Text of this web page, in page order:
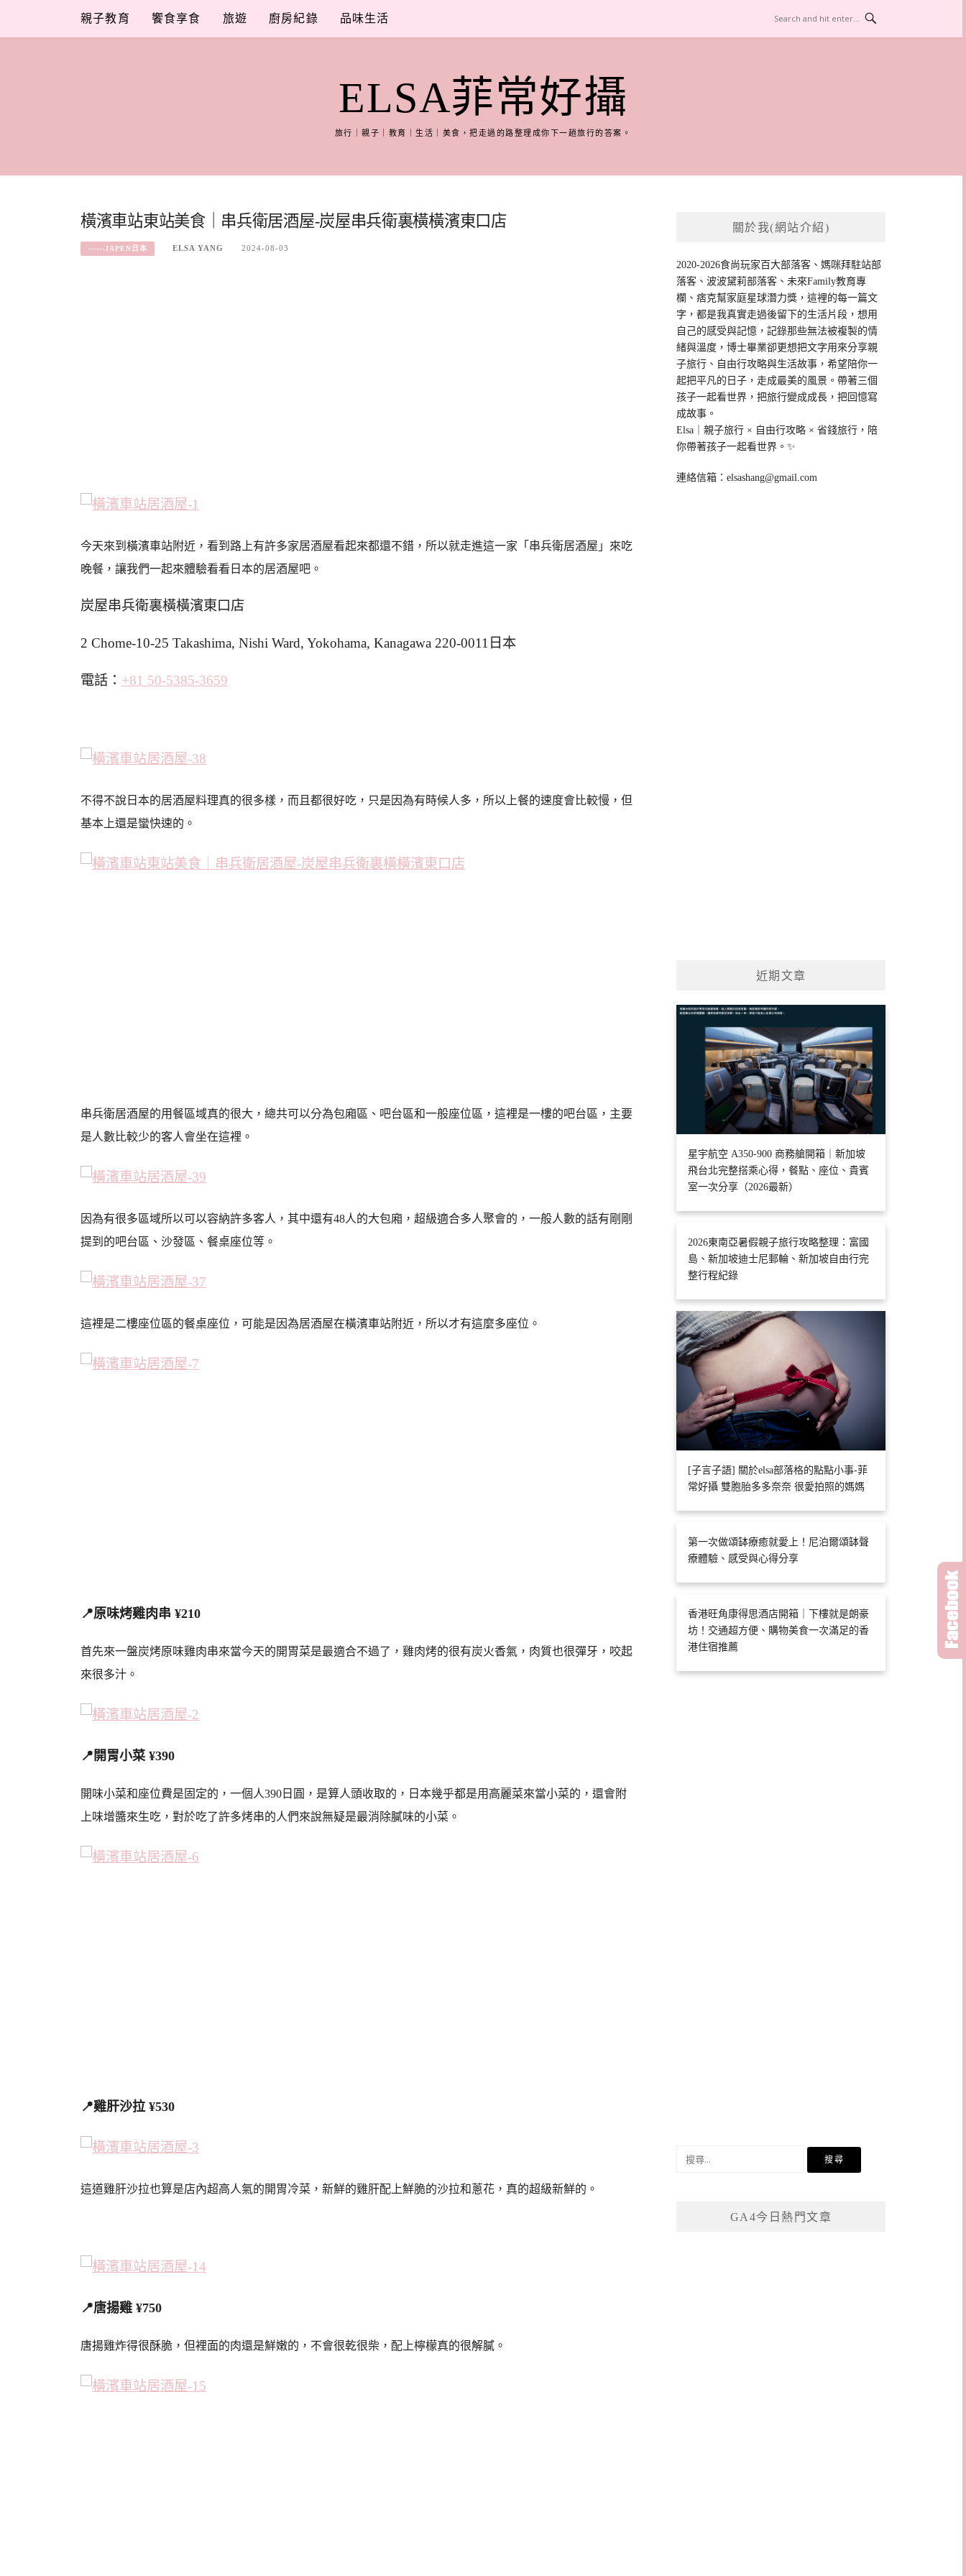
content
親子教育 饗食享食 旅遊 廚房紀錄 品味生活
ELSA菲常好攝
旅行｜親子｜教育｜生活｜美食，把走過的路整理成你下一趟旅行的答案。
橫濱車站東站美食｜串兵衛居酒屋-炭屋串兵衛裏橫橫濱東口店
------JAPEN日本 ELSA YANG 2024-08-03
今天來到橫濱車站附近，看到路上有許多家居酒屋看起來都還不錯，所以就走進這一家「串兵衛居酒屋」來吃
晚餐，讓我們一起來體驗看看日本的居酒屋吧。
炭屋串兵衛裏橫橫濱東口店
2 Chome-10-25 Takashima, Nishi Ward, Yokohama, Kanagawa 220-0011日本
電話： +81 50-5385-3659
不得不說日本的居酒屋料理真的很多樣，而且都很好吃，只是因為有時候人多，所以上餐的速度會比較慢，但
基本上還是蠻快速的。
串兵衛居酒屋的用餐區域真的很大，總共可以分為包廂區、吧台區和一般座位區，這裡是一樓的吧台區，主要
是人數比較少的客人會坐在這裡。
因為有很多區域所以可以容納許多客人，其中還有48人的大包廂，超級適合多人聚會的，一般人數的話有剛剛
提到的吧台區、沙發區、餐桌座位等。
這裡是二樓座位區的餐桌座位，可能是因為居酒屋在橫濱車站附近，所以才有這麼多座位。
📍原味烤雞肉串 ¥210
首先來一盤炭烤原味雞肉串來當今天的開胃菜是最適合不過了，雞肉烤的很有炭火香氣，肉質也很彈牙，咬起
來很多汁。
📍開胃小菜 ¥390
開味小菜和座位費是固定的，一個人390日圓，是算人頭收取的，日本幾乎都是用高麗菜來當小菜的，還會附
上味增醬來生吃，對於吃了許多烤串的人們來說無疑是最消除膩味的小菜。
📍雞肝沙拉 ¥530
這道雞肝沙拉也算是店內超高人氣的開胃冷菜，新鮮的雞肝配上鮮脆的沙拉和蔥花，真的超級新鮮的。
📍唐揚雞 ¥750
唐揚雞炸得很酥脆，但裡面的肉還是鮮嫩的，不會很乾很柴，配上檸檬真的很解膩。
關於我(網站介紹)
2020-2026食尚玩家百大部落客、媽咪拜駐站部
落客、波波黛莉部落客、未來Family教育專
欄、痞克幫家庭星球潛力獎，這裡的每一篇文
字，都是我真實走過後留下的生活片段，想用
自己的感受與記憶，記錄那些無法被複製的情
緒與溫度，博士畢業卻更想把文字用來分享親
子旅行、自由行攻略與生活故事，希望陪你一
起把平凡的日子，走成最美的風景。帶著三個
孩子一起看世界，把旅行變成成長，把回憶寫
成故事。
Elsa｜親子旅行 × 自由行攻略 × 省錢旅行，陪
你帶著孩子一起看世界。✨
連絡信箱：elsashang@gmail.com
近期文章
星宇航空 A350-900 商務艙開箱｜新加坡
飛台北完整搭乘心得，餐點、座位、貴賓
室一次分享（2026最新）
2026東南亞暑假親子旅行攻略整理：富國
島、新加坡迪士尼郵輪、新加坡自由行完
整行程紀錄
[子言子語] 關於elsa部落格的點點小事-菲
常好攝 雙胞胎多多奈奈 很愛拍照的媽媽
第一次做頌缽療癒就愛上！尼泊爾頌缽聲
療體驗、感受與心得分享
香港旺角康得思酒店開箱｜下樓就是朗豪
坊！交通超方便、購物美食一次滿足的香
港住宿推薦
GA4今日熱門文章